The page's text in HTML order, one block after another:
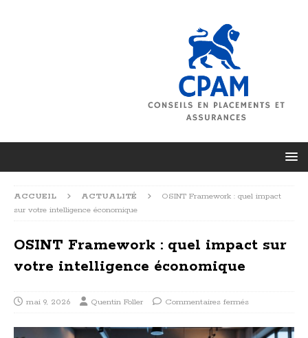
ACCUEIL ACTUALITÉ
OSINT Framework : quel impact
sur votre intelligence économique
OSINT Framework : quel impact sur
votre intelligence économique
mai 9, 2026 Quentin Foller Commentaires fermés